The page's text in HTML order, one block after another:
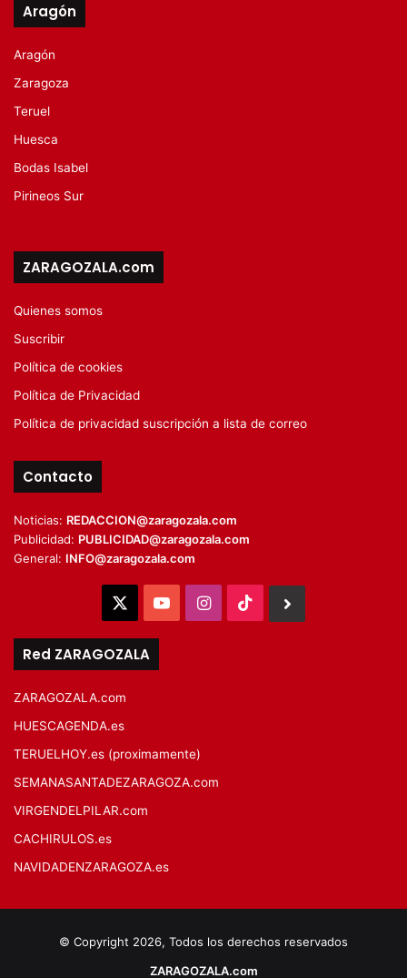
Aragón
Aragón
Zaragoza
Teruel
Huesca
Bodas Isabel
Pirineos Sur
ZARAGOZALA.com
Quienes somos
Suscribir
Política de cookies
Política de Privacidad
Política de privacidad suscripción a lista de correo
Contacto
Noticias: REDACCION@zaragozala.com
Publicidad: PUBLICIDAD@zaragozala.com
General: INFO@zaragozala.com
YouTubeInstagram
TikTok
Red ZARAGOZALA
ZARAGOZALA.com
HUESCAGENDA.es
TERUELHOY.es (proximamente)
SEMANASANTADEZARAGOZA.com
VIRGENDELPILAR.com
CACHIRULOS.es
NAVIDADENZARAGOZA.es
© Copyright 2026, Todos los derechos reservados
ZARAGOZALA.com